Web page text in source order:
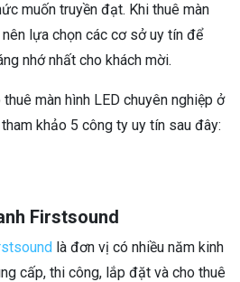
muốn truyền đạt. Khi thuê màn
lựa chọn các cơ sở uy tín để
nhớ nhất cho khách mời.
màn hình LED chuyên nghiệp ở
khảo 5 công ty uy tín sau đây:
Firstsound
là đơn vị có nhiều năm kinh
cấp, thi công, lắp đặt và cho thuê